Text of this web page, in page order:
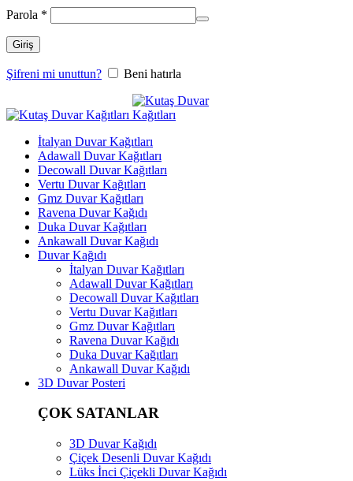
Parola *
Giriş
Şifreni mi unuttun? Beni hatırla
İtalyan Duvar Kağıtları
Adawall Duvar Kağıtları
Decowall Duvar Kağıtları
Vertu Duvar Kağıtları
Gmz Duvar Kağıtları
Ravena Duvar Kağıdı
Duka Duvar Kağıtları
Ankawall Duvar Kağıdı
Duvar Kağıdı
İtalyan Duvar Kağıtları
Adawall Duvar Kağıtları
Decowall Duvar Kağıtları
Vertu Duvar Kağıtları
Gmz Duvar Kağıtları
Ravena Duvar Kağıdı
Duka Duvar Kağıtları
Ankawall Duvar Kağıdı
3D Duvar Posteri
ÇOK SATANLAR
3D Duvar Kağıdı
Çiçek Desenli Duvar Kağıdı
Lüks İnci Çiçekli Duvar Kağıdı